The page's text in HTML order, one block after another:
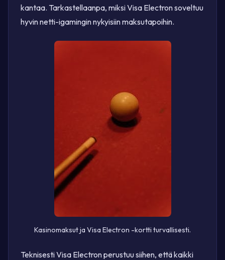
kantaa. Tarkastellaanpa, miksi Visa Electron soveltuu
hyvin netti-igamingin nykyisiin maksutapoihin.
Kasinomaksut ja Visa Electron -kortti turvallisesti.
Teknisesti Visa Electron perustuu siihen, että kaikki